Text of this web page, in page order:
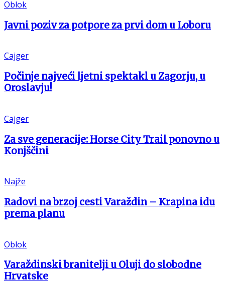
Oblok
Javni poziv za potpore za prvi dom u Loboru
Cajger
Počinje najveći ljetni spektakl u Zagorju, u
Oroslavju!
Cajger
Za sve generacije: Horse City Trail ponovno u
Konjščini
Najže
Radovi na brzoj cesti Varaždin – Krapina idu
prema planu
Oblok
Varaždinski branitelji u Oluji do slobodne
Hrvatske